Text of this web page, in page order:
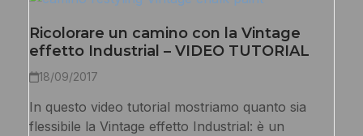
Ricolorare un camino con la Vintage
effetto Industrial – VIDEO TUTORIAL
18/09/2017
In questo video tutorial mostriamo quanto sia
flessibile la Vintage effetto Industrial: è un